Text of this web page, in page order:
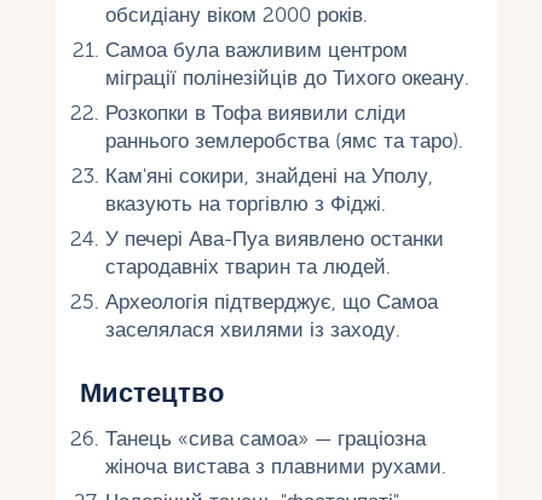
обсидіану віком 2000 років.
Самоа була важливим центром
міграції полінезійців до Тихого океану.
Розкопки в Тофа виявили сліди
раннього землеробства (ямс та таро).
Кам'яні сокири, знайдені на Уполу,
вказують на торгівлю з Фіджі.
У печері Ава-Пуа виявлено останки
стародавніх тварин та людей.
Археологія підтверджує, що Самоа
заселялася хвилями із заходу.
Мистецтво
Танець «сива самоа» — граціозна
жіноча вистава з плавними рухами.